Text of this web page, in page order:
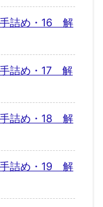
詰め・16 解
詰め・17 解
詰め・18 解
詰め・19 解